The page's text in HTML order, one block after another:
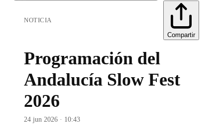
NOTICIA
Compartir
Programación del
Andalucía Slow Fest
2026
24 jun 2026 · 10:43